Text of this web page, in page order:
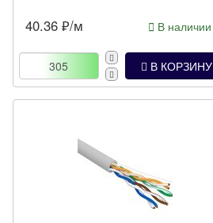
40.36 ₽/м В наличии
В КОРЗИНУ